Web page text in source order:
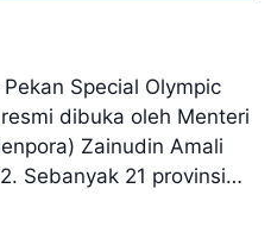
Pekan Special Olympic
dibuka oleh Menteri
Zainudin Amali
Sebanyak 21 provinsi…